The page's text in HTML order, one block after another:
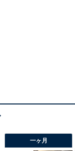
一ヶ月